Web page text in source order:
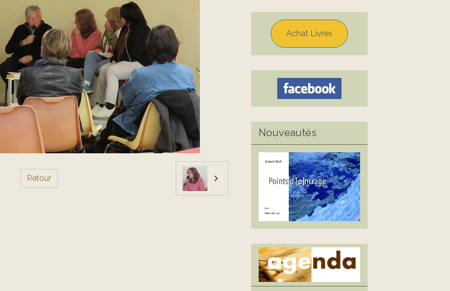
Retour
Achat Livres
Nouveautés